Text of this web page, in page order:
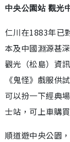
中央公園站 觀光
仁川在1883年已
本及中國淵源甚
觀光（松島）資
《鬼怪》戲服供
可以扮一下經典
士站，可上車購
順道遊中央公園